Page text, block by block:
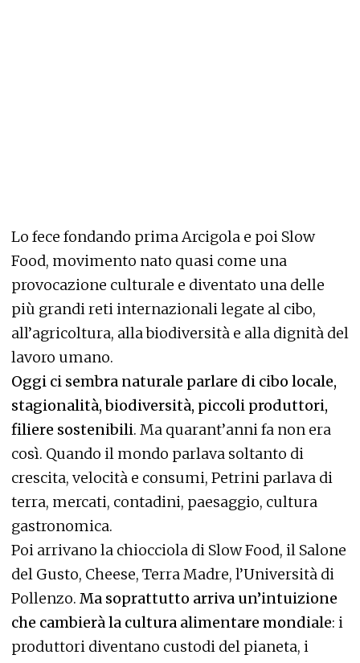
Lo fece fondando prima Arcigola e poi Slow
Food, movimento nato quasi come una
provocazione culturale e diventato una delle
più grandi reti internazionali legate al cibo,
all’agricoltura, alla biodiversità e alla dignità del
lavoro umano.
Oggi ci sembra naturale parlare di cibo locale,
stagionalità, biodiversità, piccoli produttori,
filiere sostenibili. Ma quarant’anni fa non era
così. Quando il mondo parlava soltanto di
crescita, velocità e consumi, Petrini parlava di
terra, mercati, contadini, paesaggio, cultura
gastronomica.
Poi arrivano la chiocciola di Slow Food, il Salone
del Gusto, Cheese, Terra Madre, l’Università di
Pollenzo. Ma soprattutto arriva un’intuizione
che cambierà la cultura alimentare mondiale: i
produttori diventano custodi del pianeta, i